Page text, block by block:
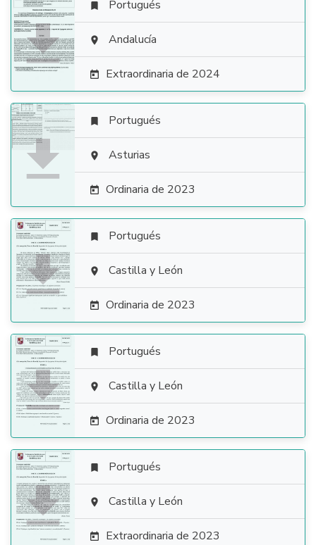

 Portugués
 Andalucía
 Extraordinaria de 2024

 Portugués
 Asturias
 Ordinaria de 2023

 Portugués
 Castilla y León
 Ordinaria de 2023

 Portugués
 Castilla y León
 Ordinaria de 2023

 Portugués
 Castilla y León
 Extraordinaria de 2023